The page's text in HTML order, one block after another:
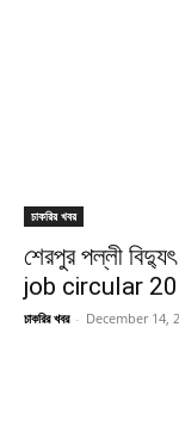
চাকরির খবর
শেরপুর পল্লী
job circular
চাকরির খবর - December 14,